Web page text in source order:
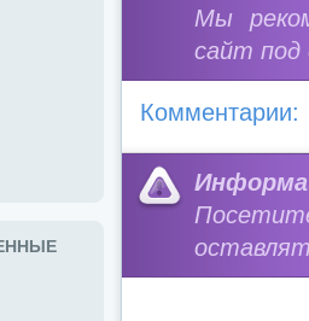
Мы
сайт под
Комментарии: